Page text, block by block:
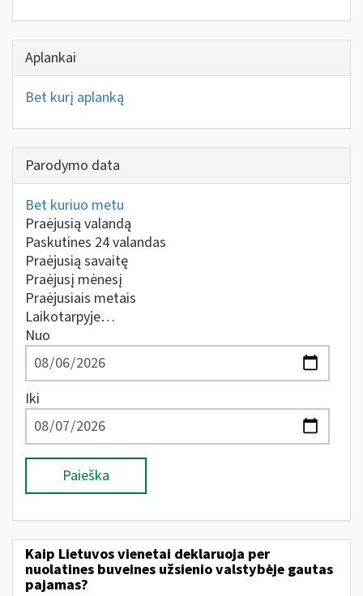
Aplankai
Bet kurį aplanką
Parodymo data
Bet kuriuo metu
Praėjusią valandą
Paskutines 24 valandas
Praėjusią savaitę
Praėjusį mėnesį
Praėjusiais metais
Laikotarpyje…
Nuo
Iki
Paieška
Kaip Lietuvos vienetai deklaruoja per
nuolatines buveines užsienio valstybėje gautas
pajamas?